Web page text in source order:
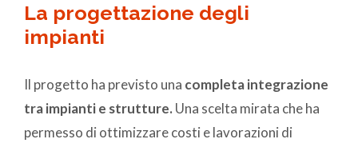
La progettazione degli
impianti
Il progetto ha previsto una completa integrazione
tra impianti e strutture. Una scelta mirata che ha
permesso di ottimizzare costi e lavorazioni di